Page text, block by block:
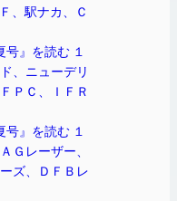
、駅ナカ、Ｃ
号』を読む １
、ニューデリ
ＰＣ、ＩＦＲ
号』を読む １
Ｇレーザー、
ズ、ＤＦＢレ